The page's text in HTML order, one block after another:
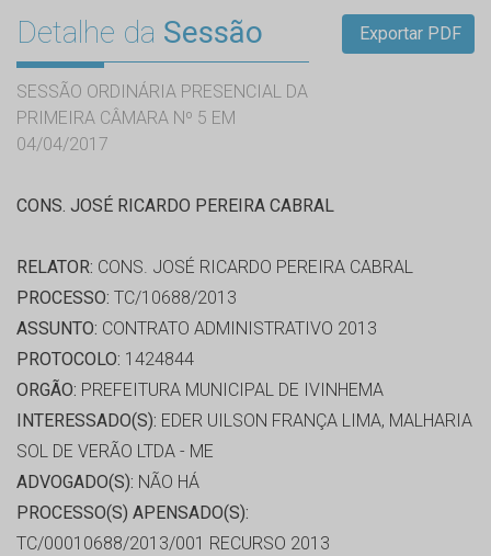
Detalhe da Sessão
SESSÃO ORDINÁRIA PRESENCIAL DA
PRIMEIRA CÂMARA Nº 5 EM
04/04/2017
Exportar PDF
CONS. JOSÉ RICARDO PEREIRA CABRAL
RELATOR: CONS. JOSÉ RICARDO PEREIRA CABRAL
PROCESSO: TC/10688/2013
ASSUNTO: CONTRATO ADMINISTRATIVO 2013
PROTOCOLO: 1424844
ORGÃO: PREFEITURA MUNICIPAL DE IVINHEMA
INTERESSADO(S): EDER UILSON FRANÇA LIMA, MALHARIA
SOL DE VERÃO LTDA - ME
ADVOGADO(S): NÃO HÁ
PROCESSO(S) APENSADO(S):
TC/00010688/2013/001 RECURSO 2013